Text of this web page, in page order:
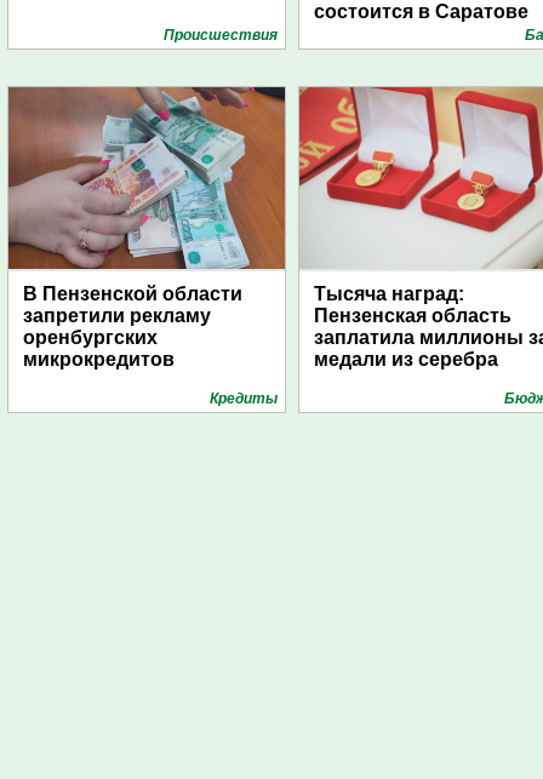
Проиcшествия
состоится в Саратове
В Пензенской области
запретили рекламу
оренбургских
микрокредитов
Кредиты
Тысяча наград:
Пензенская область
заплатила миллионы
медали из серебра